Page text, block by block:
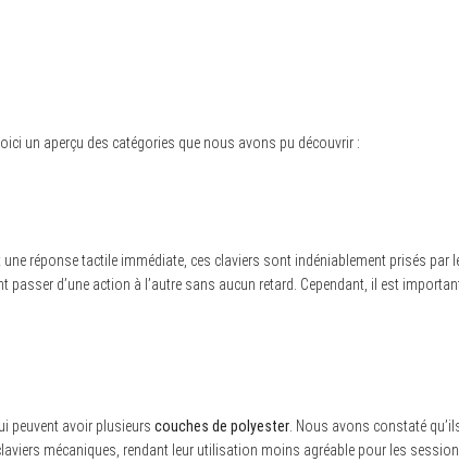
un aperçu des catégories que nous avons pu découvrir :
une réponse tactile immédiate, ces claviers sont indéniablement prisés par
d’une action à l’autre sans aucun retard. Cependant, il est
peuvent avoir plusieurs couches de polyester . Nous avons constaté
mécaniques, rendant leur utilisation moins agréable pour les